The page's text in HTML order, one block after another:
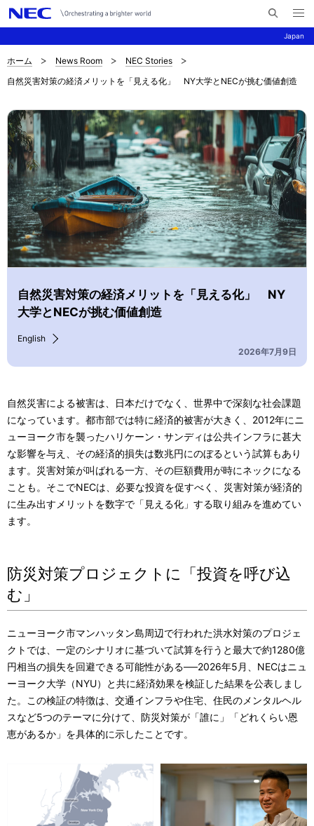
Japan
イ
検
メ
ニ
ュ
く
ナ
ビ
ゲ
ー
シ
ョ
ン
サ
イ
ト
内
の
現
在
位
置
ホーム News Room
NEC Stories
自然災害対策の経済メリットを「見える化」 NY大学とNECが挑む価値創造
自然災害対策の経済メリットを「見える化」 NY
大学とNECが挑む価値創造
English
2026年7月9日
自然災害による被害は、日本だけでなく、世界中で深刻な社会課題
になっています。都市部では特に経済的被害が大きく、2012年にニ
ューヨーク市を襲ったハリケーン・サンディは公共インフラに甚大
な影響を与え、その経済的損失は数兆円にのぼるという試算もあり
ます。災害対策が叫ばれる一方、その巨額費用が時にネックになる
ことも。そこでNECは、必要な投資を促すべく、災害対策が経済的
に生み出すメリットを数字で「見える化」する取り組みを進めてい
ます。
防災対策プロジェクトに「投資を呼び込
む」
ニューヨーク市マンハッタン島周辺で行われた洪水対策のプロジェ
クトでは、一定のシナリオに基づいて試算を行うと最大で約1280億
円相当の損失を回避できる可能性がある──2026年5月、NECはニュ
ーヨーク大学（NYU）と共に経済効果を検証した結果を公表しまし
た。この検証の特徴は、交通インフラや住宅、住民のメンタルヘル
スなど5つのテーマに分けて、防災対策が「誰に」「どれくらい恩
恵があるか」を具体的に示したことです。